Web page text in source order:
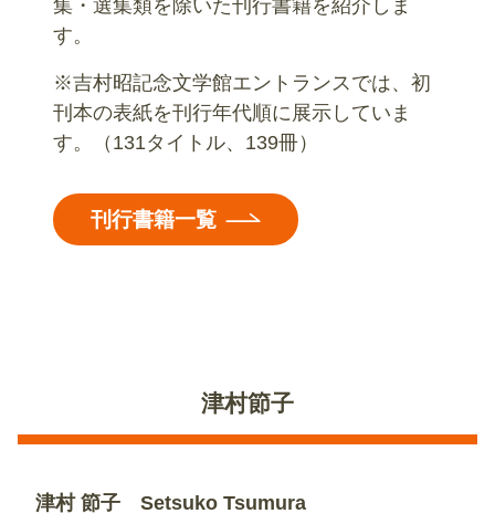
集・選集類を除いた刊行書籍を紹介しま
す。
※吉村昭記念文学館エントランスでは、初
刊本の表紙を刊行年代順に展示していま
す。（131タイトル、139冊）
刊行書籍一覧
津村節子
津村 節子 Setsuko Tsumura